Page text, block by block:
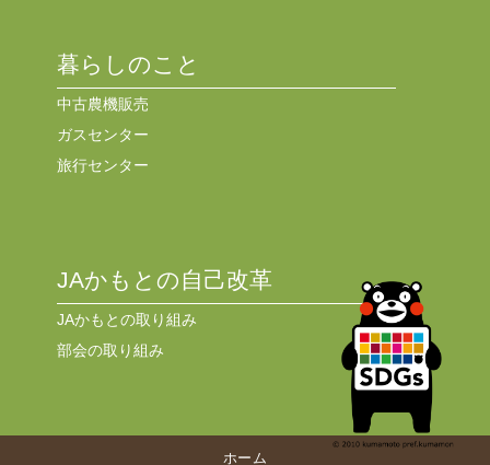
暮らしのこと
中古農機販売
ガスセンター
旅行センター
JAかもとの自己改革
JAかもとの取り組み
部会の取り組み
ホーム